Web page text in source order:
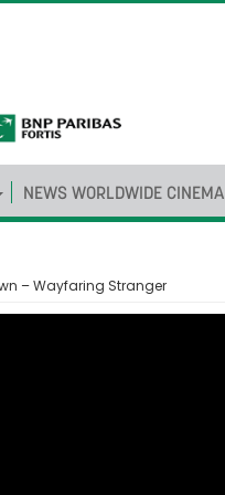
NEWS WORLDWIDE CINEMA
– Wayfaring Stranger